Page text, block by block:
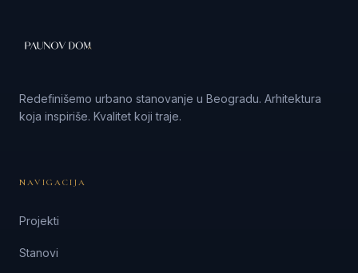
Redefinišemo urbano stanovanje u Beogradu. Arhitektura
koja inspiriše. Kvalitet koji traje.
NAVIGACIJA
Projekti
Stanovi